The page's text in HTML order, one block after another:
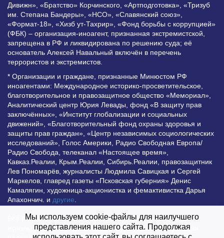
Дивижн», «Братство» Корчинского, «Артподготовка», «Тризуб
им. Степана Бандеры», «НСО», «Славянский союз»,
«Формат-18», «Хизб ут-Тахрир», «Фонд борьбы с коррупцией»
(ФБК) – организация-иноагент, признанная экстремистской,
запрещена в РФ и ликвидирована по решению суда; её
основатель Алексей Навальный включён в перечень
террористов и экстремистов.
* Организации и граждане, признанные Минюстом РФ
иноагентами: Международное историко-просветительское,
благотворительное и правозащитное общество «Мемориал»,
Аналитический центр Юрия Левады, фонд «В защиту прав
заключённых», «Институт глобализации и социальных
движений», «Благотворительный фонд охраны здоровья и
защиты прав граждан», «Центр независимых социологических
исследований», Голос Америки, Радио Свободная Европа/
Радио Свобода, телеканал «Настоящее время»,
Кавказ.Реалии, Крым.Реалии, Сибирь.Реалии, правозащитник
Лев Пономарёв, журналисты Людмила Савицкая и Сергей
Маркелов, главред газеты «Псковская губерния» Денис
Камалягин, художница-акционистка и фемактивистка Дарья
Апахончич. и другие
Все права защищены и охраняются законом. Любое
использование материалов сайта допустимо при условии
Мы используем cookie-файлы для наилучшего
представления нашего сайта. Продолжая